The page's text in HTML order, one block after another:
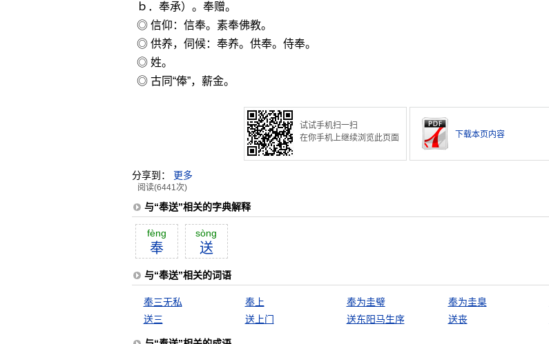
ｂ．奉承）。奉赠。
◎ 信仰：信奉。素奉佛教。
◎ 供养，伺候：奉养。供奉。侍奉。
◎ 姓。
◎ 古同“俸”，薪金。
试试手机扫一扫
在你手机上继续浏览此页面
下载本页内容
分享到： 更多
阅读(6441次)
与“奉送”相关的字典解释
fèng
奉
sòng
送
与“奉送”相关的词语
奉三无私 奉上 奉为圭璧 奉为圭臬
送三
送上门 送东阳马生序 送丧